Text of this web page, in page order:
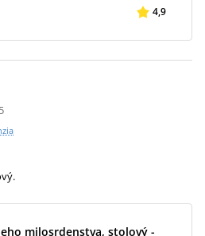
4,9
milosrdenstva, stolový -